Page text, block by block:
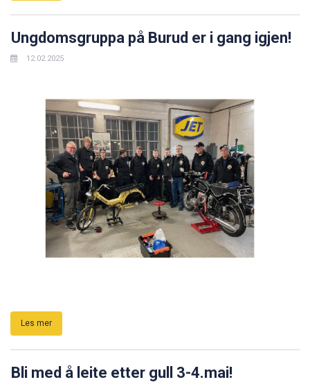
Ungdomsgruppa på Burud er i gang igjen!
12.02.2025
Les mer
Bli med å leite etter gull 3-4.mai!